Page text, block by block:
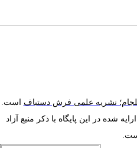
نشریه علمی فرش دستبافاست.
شده در این پایگاه با ذکر منبع آزاد